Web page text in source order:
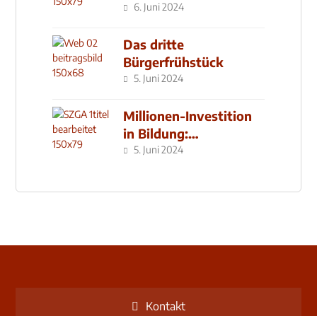
6. Juni 2024
Das dritte
Bürgerfrühstück
5. Juni 2024
Millionen-Investition
in Bildung:
Schulzentrum-Neubau
5. Juni 2024
Kontakt